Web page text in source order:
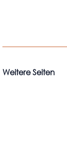
Weitere Seiten